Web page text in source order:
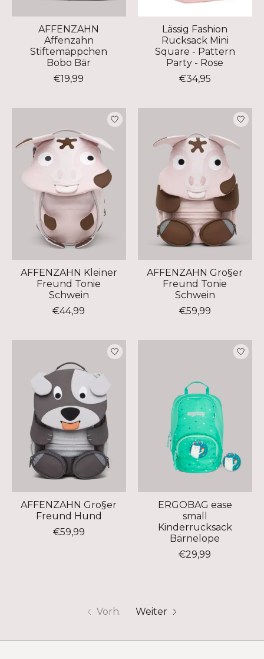
AFFENZAHN
Affenzahn
Stiftemäppchen
Bobo Bär
€19,99
Lässig Fashion
Rucksack Mini
Square - Pattern
Party - Rose
€34,95
AFFENZAHN Kleiner
Freund Tonie
Schwein
€44,99
AFFENZAHN Gro§er
Freund Tonie
Schwein
€59,99
AFFENZAHN Gro§er
Freund Hund
€59,99
ERGOBAG ease
small
Kinderrucksack
Bärnelope
€29,99
Vorh. Weiter